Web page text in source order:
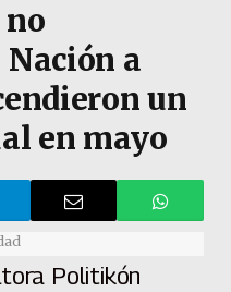
a
un
en mayo
Politikón